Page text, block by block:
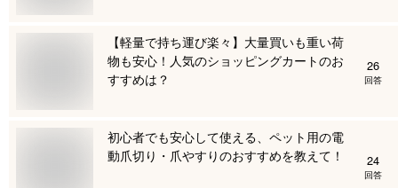
【軽量で持ち運び楽々】大量買いも重い荷
物も安心！人気のショッピングカートのお
すすめは？
26
回答
初心者でも安心して使える、ペット用の電
動爪切り・爪やすりのおすすめを教えて！
24
回答